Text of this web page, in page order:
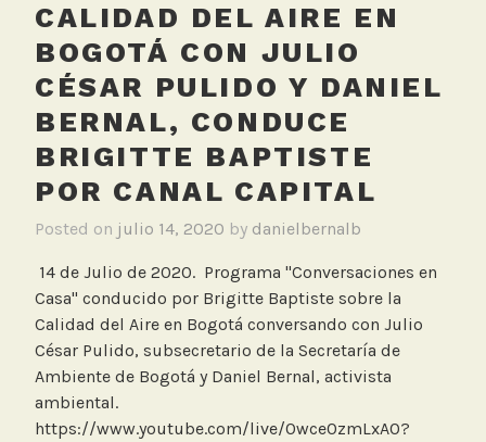
U
N
O
,
R
e
p
o
r
a
j
e
CALIDAD DEL AIRE EN
BOGOTÁ CON JULIO
CÉSAR PULIDO Y DANIEL
BERNAL, CONDUCE
BRIGITTE BAPTISTE
POR CANAL CAPITAL
Posted on julio 14, 2020 by danielbernalb
14 de Julio de 2020. Programa "Conversaciones en
Casa" conducido por Brigitte Baptiste sobre la
Calidad del Aire en Bogotá conversando con Julio
César Pulido, subsecretario de la Secretaría de
Ambiente de Bogotá y Daniel Bernal, activista
ambiental.
https://www.youtube.com/live/0wce0zmLxA0?